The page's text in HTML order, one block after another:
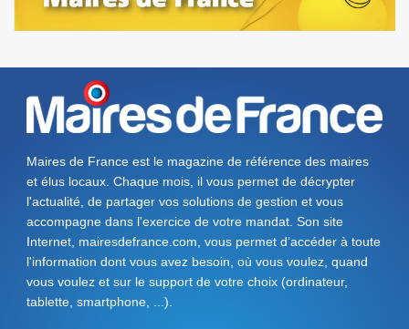
Maires de France est le magazine de référence des maires
et élus locaux. Chaque mois, il vous permet de décrypter
l'actualité, de partager vos solutions de gestion et vous
accompagne dans l'exercice de votre mandat. Son site
Internet, mairesdefrance.com, vous permet d’accéder à toute
l'information dont vous avez besoin, où vous voulez, quand
vous voulez et sur le support de votre choix (ordinateur,
tablette, smartphone, ...).